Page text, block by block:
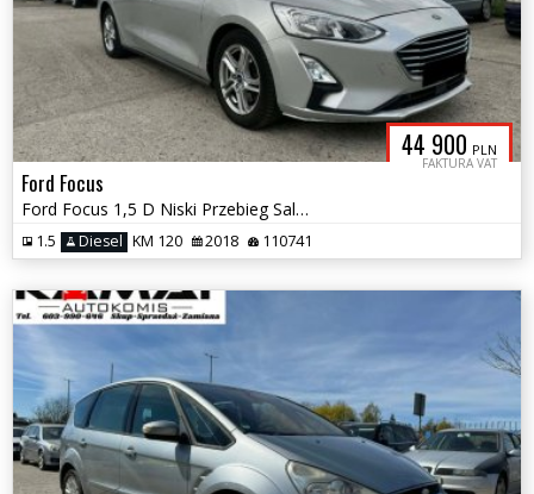
44 900 PLN
FAKTURA VAT
Ford Focus
Ford Focus 1,5 D Niski Przebieg Salon PL FV 23% Zamiana
1.5 Diesel KM 120 2018 110741